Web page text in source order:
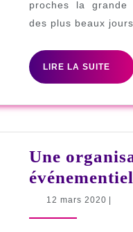
proches la
des plus beaux
LIRE LA SUITE
LA
Une
12 mars 2020 12
|